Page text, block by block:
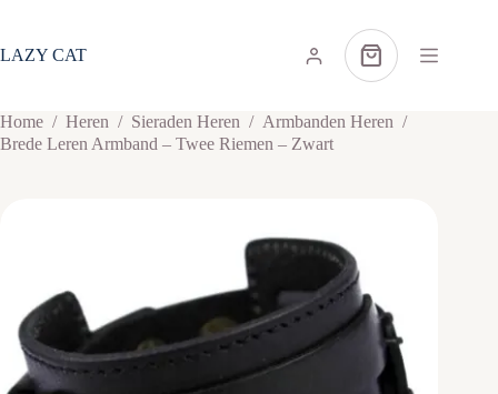
de
LAZY CAT Winkelwagen
Home / Heren / Sieraden Heren / Armbanden Heren /
Brede Leren Armband – Twee Riemen – Zwart